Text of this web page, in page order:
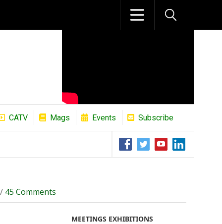
CATV Mags Events Subscribe
The African Refining Renaissance
45 Comments
MEETINGS EXHIBITIONS